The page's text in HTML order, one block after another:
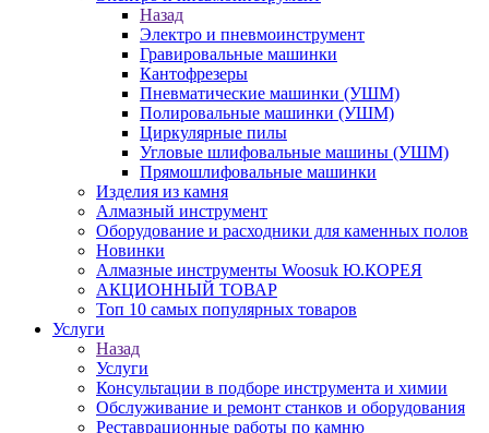
Назад
Электро и пневмоинструмент
Гравировальные машинки
Кантофрезеры
Пневматические машинки (УШМ)
Полировальные машинки (УШМ)
Циркулярные пилы
Угловые шлифовальные машины (УШМ)
Прямошлифовальные машинки
Изделия из камня
Алмазный инструмент
Оборудование и расходники для каменных полов
Новинки
Алмазные инструменты Woosuk Ю.КОРЕЯ
АКЦИОННЫЙ ТОВАР
Топ 10 самых популярных товаров
Услуги
Назад
Услуги
Консультации в подборе инструмента и химии
Обслуживание и ремонт станков и оборудования
Реставрационные работы по камню